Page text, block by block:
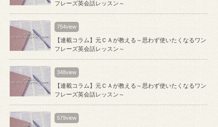
フレーズ英会話レッスン～
754view
【連載コラム】元ＣＡが教える～思わず使いたくなるワン
フレーズ英会話レッスン～
348view
【連載コラム】元ＣＡが教える～思わず使いたくなるワン
フレーズ英会話レッスン～
579view